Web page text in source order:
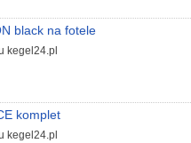
black na fotele
kegel24.pl
komplet
kegel24.pl